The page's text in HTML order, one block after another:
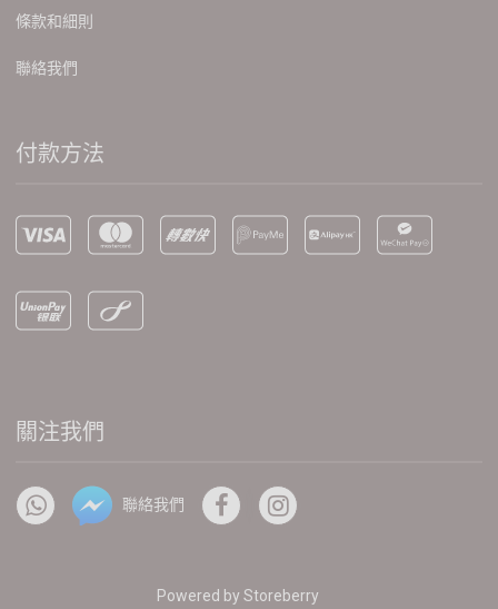
條款和細則
聯絡我們
付款方法
關注我們
聯絡我們
Powered by Storeberry